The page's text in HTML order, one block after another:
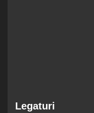
Legaturi